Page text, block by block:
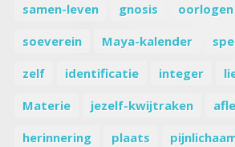
samen-leven
gnosis oorlogen
soeverein
Maya-kalender
zelf
identificatie integer
Materie
jezelf-kwijtraken
herinnering
plaats